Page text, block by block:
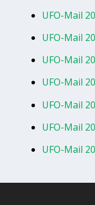
UFO-Mail
UFO-Mail
UFO-Mail
UFO-Mail
UFO-Mail
UFO-Mail
UFO-Mail